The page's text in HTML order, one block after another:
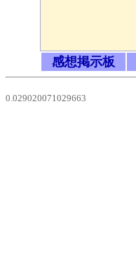
感想掲示板
0.029020071029663